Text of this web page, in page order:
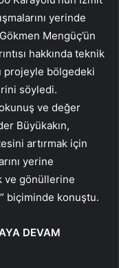
yerinde
Mengüç’ün
hakkında teknik
projeyle bölgedeki
söyledi.
ve değer
Büyükakın,
artırmak için
yerine
ve gönüllerine
biçiminde konuştu.
DEVAM